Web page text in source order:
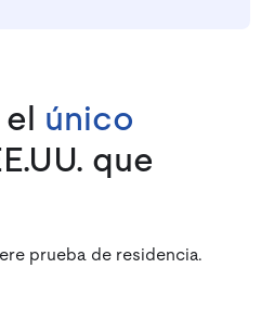
único
que
prueba de residencia.